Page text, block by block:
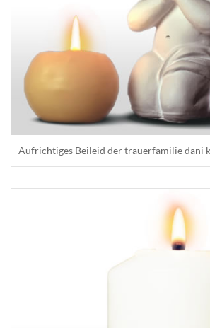
Aufrichtiges Beileid der trauerfamilie dani